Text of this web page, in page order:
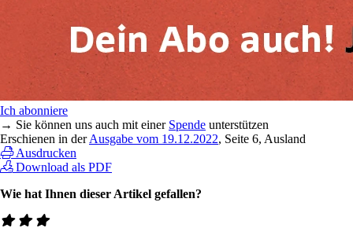
Ich abonniere
→ Sie können uns auch mit einer Spende unterstützen
Erschienen in derAusgabe vom 19.12.2022, Seite 6, Ausland
Ausdrucken
Download als PDF
Wie hat Ihnen dieser Artikel gefallen?